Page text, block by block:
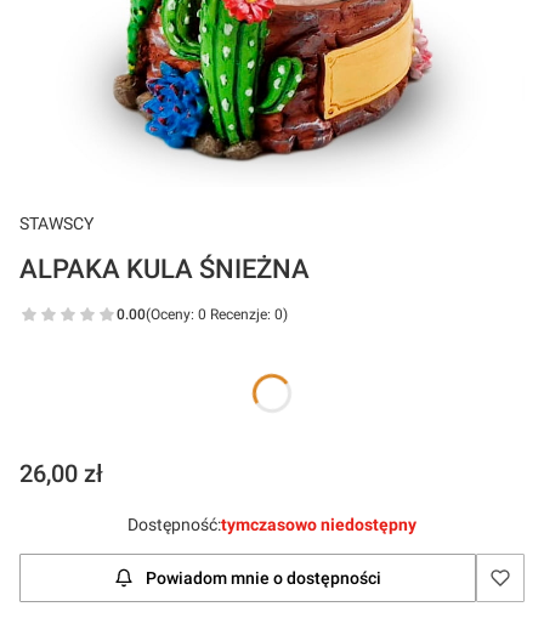
STAWSCY
ALPAKA KULA ŚNIEŻNA
0.00(Oceny: 0 Recenzje: 0)
Napis na produkcie. Max ilość znaków: 8
Cena
26,00 zł
Dostępność:tymczasowo niedostępny
Powiadom mnie o dostępności